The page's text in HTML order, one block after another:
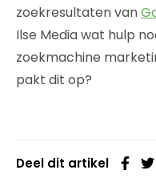
zoekresultaten van
Ilse Media wat hulp
zoekmachine
pakt dit op?
Deel dit artikel